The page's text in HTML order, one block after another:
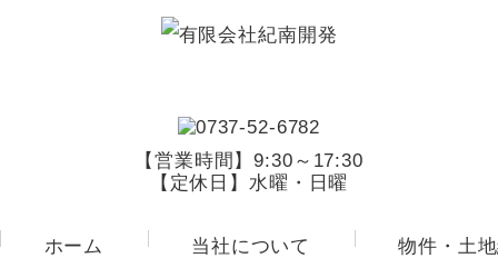
【営業時間】9:30～17:30
【定休日】水曜・日曜
ホーム 当社について 物件・土